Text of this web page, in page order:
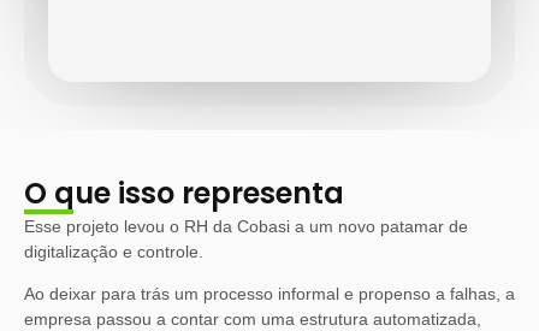
O que isso representa
Esse projeto levou o RH da Cobasi a um novo patamar de
digitalização e controle.
Ao deixar para trás um processo informal e propenso a falhas, a
empresa passou a contar com uma estrutura automatizada,